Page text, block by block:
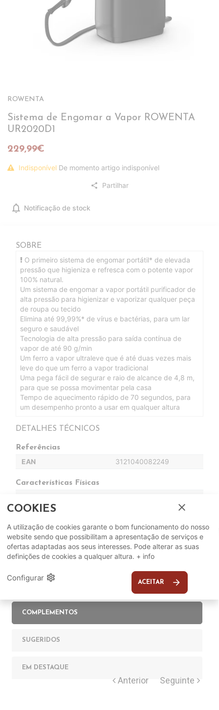
ROWENTA
Sistema de Engomar a Vapor ROWENTA
UR2020D1
229,99€
Indisponível De momento artigo indisponível
share Partilhar
notifications Notificação de stock
SOBRE
O primeiro sistema de engomar portátil* de elevada
pressão que higieniza e refresca com o potente vapor
100% natural.
Um sistema de engomar a vapor portátil purificador de
alta pressão para higienizar e vaporizar qualquer peça
de roupa ou tecido
Elimina até 99,99%* de vírus e bactérias, para um lar
seguro e saudável
Tecnologia de alta pressão para saída contínua de
vapor de até 90 g/min
Um ferro a vapor ultraleve que é até duas vezes mais
leve do que um ferro a vapor tradicional
Uma pega fácil de segurar e raio de alcance de 4,8 m,
para que se possa movimentar pela casa
Tempo de aquecimento rápido de 70 segundos, para
um desempenho pronto a usar em qualquer altura
DETALHES TÉCNICOS
Referências
EAN 3121040082249
Características Físicas
COMPLEMENTOS
SUGERIDOS
EM DESTAQUE
COOKIES close
A utilização de cookies garante o bom funcionamento do nosso
website sendo que possibilitam a apresentação de serviços e
ofertas adaptadas aos seus interesses. Pode alterar as suas
definições de cookies a qualquer altura. + info
Configurar settings ACEITAR arrow_forward